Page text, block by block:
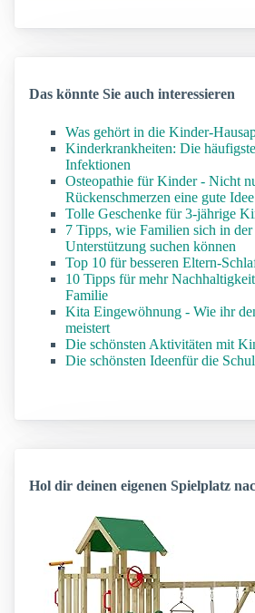
Das könnte Sie auch interessieren
Was gehört in die Kinder-
Kinderkrankheiten: Die
Infektionen
Osteopathie für Kinder - Nicht
Rückenschmerzen eine gute
Tolle Geschenke für 3-jährige
7 Tipps, wie Familien sich in
Unterstützung suchen können
Top 10 für besseren Eltern-
10 Tipps für mehr
Familie
Kita Eingewöhnung - Wie ihr
meistert
Die schönsten Aktivitäten mit
Die schönsten Ideenfür die
Hol dir deinen eigenen Spielplatz